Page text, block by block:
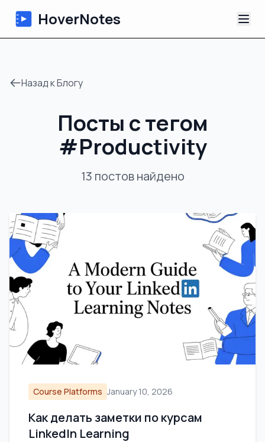
HoverNotes
ИИ-видеоконспекты
Уроки
Назад к Блогу
Посты с тегом
#Productivity
13 постов найдено
Course Platforms January 10, 2026
Как делать заметки по курсам
LinkedIn Learning